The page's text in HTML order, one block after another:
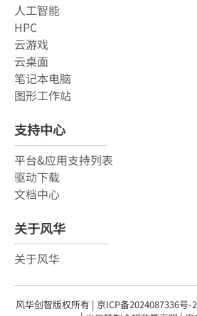
人工智能
HPC
云游戏
云桌面
笔记本电脑
图形工作站
支持中心
平台&应用支持列表
驱动下载
文档中心
关于风华
关于风华
风华创智版权所有 | 京ICP备2024087336号-2